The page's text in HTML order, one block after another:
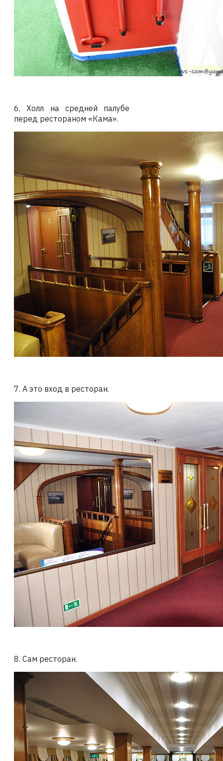
6. Холл на средней палубе
перед рестораном «Кама».
7. А это вход в ресторан.
8. Сам ресторан.